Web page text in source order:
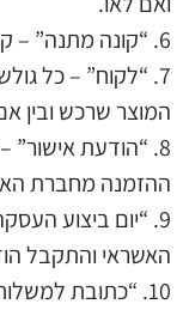
6. “קונה מתנה” – קונה הרוכש את המוצרים לצד שלישי.
7. “לקוח” – כל
המוצר שרכש ובין
8. “הודעת
ההזמנה מחברת
9. “יום ביצוע
האשראי והתקבל
10. “כתובת